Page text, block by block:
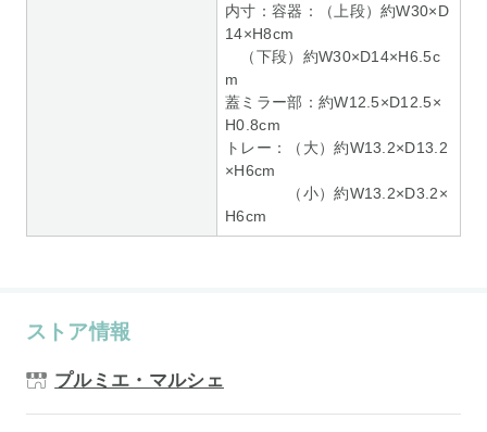
内寸：容器：（上段）約W30×D
14×H8cm
（下段）約W30×D14×H6.5c
m
蓋ミラー部：約W12.5×D12.5×
H0.8cm
トレー：（大）約W13.2×D13.2
×H6cm
（小）約W13.2×D3.2×
H6cm
ストア情報
プルミエ・マルシェ